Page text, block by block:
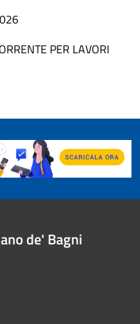
PER LAVORI
de' Bagni